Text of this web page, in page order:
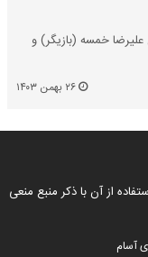
میزبان علیرضا خمسه (بازیگر) و
از آن با ذکر منبع منعی
آسام